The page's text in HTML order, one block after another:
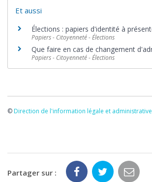
Et aussi
Élections : papiers d'identité à
Papiers - Citoyenneté - Élections
Que faire en cas de changement
Papiers - Citoyenneté - Élections
© Direction de l'information légale et administrative
Partager sur :